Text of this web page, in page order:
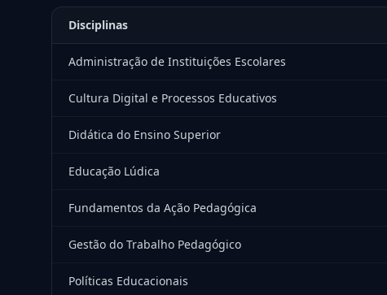
Disciplinas
Administração de Instituições Escolares
Cultura Digital e Processos Educativos
Didática do Ensino Superior
Educação Lúdica
Fundamentos da Ação Pedagógica
Gestão do Trabalho Pedagógico
Políticas Educacionais